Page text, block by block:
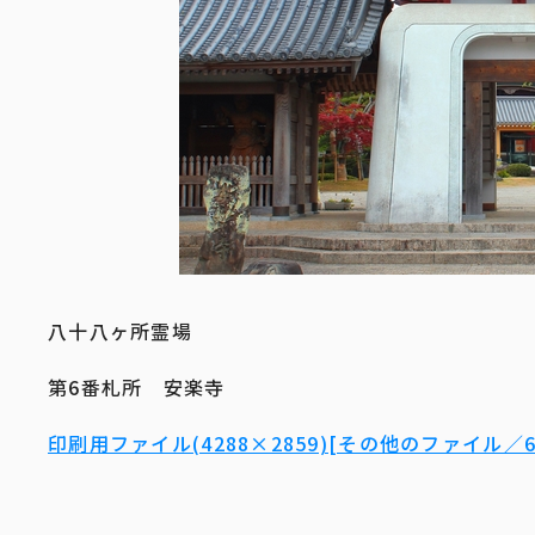
八十八ヶ所霊場
第6番札所 安楽寺
印刷用ファイル(4288×2859)[その他のファイル